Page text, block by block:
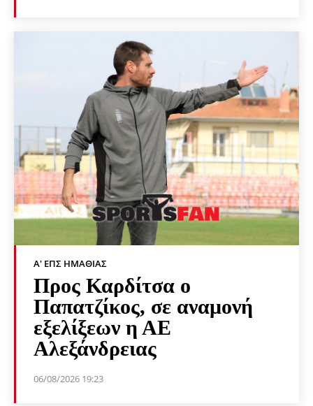
Α' ΕΠΣ ΗΜΑΘΊΑΣ
Προς Καρδίτσα ο
Παπατζίκος, σε αναμονή
εξελίξεων η ΑΕ
Αλεξάνδρειας
06/08/2026 19:23